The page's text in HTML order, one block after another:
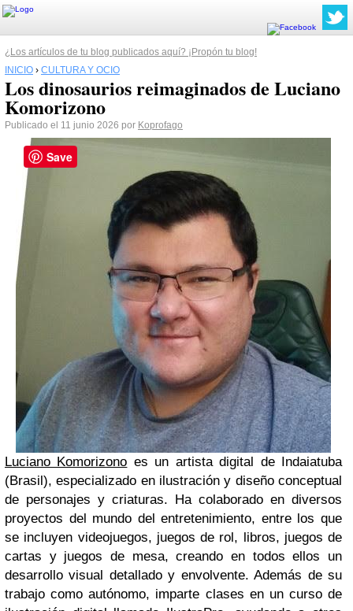
¿Los artículos de tu blog publicados aquí? ¡Propón tu blog!
INICIO › CULTURA Y OCIO
Los dinosaurios reimaginados de Luciano
Komorizono
Publicado el 11 junio 2026 por Koprofago
Luciano Komorizono es un artista digital de Indaiatuba
(Brasil), especializado en ilustración y diseño conceptual
de personajes y criaturas. Ha colaborado en diversos
proyectos del mundo del entretenimiento, entre los que
se incluyen videojuegos, juegos de rol, libros, juegos de
cartas y juegos de mesa, creando en todos ellos un
desarrollo visual detallado y envolvente. Además de su
trabajo como autónomo, imparte clases en un curso de
Save